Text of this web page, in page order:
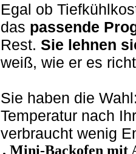
Egal ob
das passende
Rest. Sie lehnen
weiß, wie er es
Sie haben die
Temperatur nach
verbraucht wenig
Mini-Backofen mit